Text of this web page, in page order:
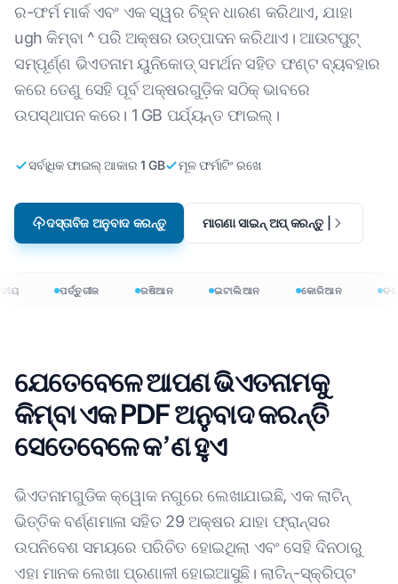
ର-ଫର୍ମ ମାର୍କ ଏବଂ ଏକ ସ୍ୱର ଚିହ୍ନ ଧାରଣ କରିଥାଏ, ଯାହା
ugh କିମ୍ବା ^ ପରି ଅକ୍ଷର ଉତ୍ପାଦନ କରିଥାଏ। ଆଉଟପୁଟ୍
ସମ୍ପୂର୍ଣ୍ଣ ଭିଏତନାମ ୟୁନିକୋଡ୍ ସମର୍ଥନ ସହିତ ଫଣ୍ଟ ବ୍ୟବହାର
କରେ ତେଣୁ ସେହି ପୂର୍ବ ଅକ୍ଷରଗୁଡ଼ିକ ସଠିକ୍ ଭାବରେ
ଉପସ୍ଥାପନ କରେ। 1 GB ପର୍ଯ୍ୟନ୍ତ ଫାଇଲ୍।
ସର୍ବାଧିକ ଫାଇଲ୍ ଆକାର 1 GB ମୂଳ ଫର୍ମାଟିଂ ରଖେ
ଦସ୍ତାବିଜ ଅନୁବାଦ କରନ୍ତୁ ମାଗଣା ସାଇନ୍ ଅପ୍ କରନ୍ତୁ |
ପର୍ତ୍ତୁଗୀଜ ରଷିଆନ ଇଟାଲିଆନ କୋରିଆନ ଡଚ୍‌
ଯେତେବେଳେ ଆପଣ ଭିଏତନାମକୁ
କିମ୍ବା ଏକ PDF ଅନୁବାଦ କରନ୍ତି
ସେତେବେଳେ କ’ଣ ହୁଏ
ଭିଏତନାମଗୁଡିକ କ୍ୱୋକ ନଗୁରେ ଲେଖାଯାଇଛି, ଏକ ଲାଟିନ୍
ଭିତ୍ତିକ ବର୍ଣ୍ଣମାଳା ସହିତ 29 ଅକ୍ଷର ଯାହା ଫ୍ରାନ୍ସର
ଉପନିବେଶ ସମୟରେ ପରିଚିତ ହୋଇଥିଲା ଏବଂ ସେହି ଦିନଠାରୁ
ଏହା ମାନକ ଲେଖା ପ୍ରଣାଳୀ ହୋଇଆସୁଛି। ଲାଟିନ୍-ସ୍କ୍ରିପ୍ଟ